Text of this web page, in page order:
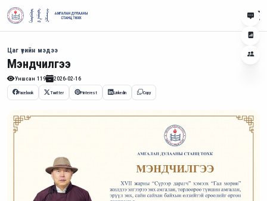
Цаг үеийн мэдээ
Мэндчилгээ
Уншсан 119 2026-02-16
Facebook Twitter Pinterest Linkedin Copy